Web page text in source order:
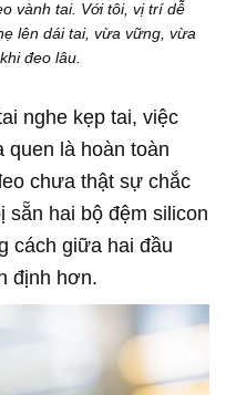
vành tai. Với tôi, vị trí dễ
lên dái tai, vừa vững, vừa
đeo lâu.
nghe kẹp tai, việc
quen là hoàn toàn
chưa thật sự chắc
sẵn hai bộ đệm silicon
cách giữa hai đầu
định hơn.